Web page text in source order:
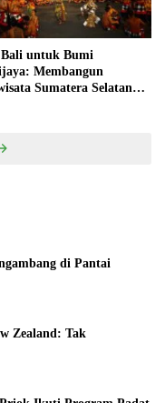
untuk Bumi
Membangun
Sumatera Selatan
di Pantai
Zealand: Tak